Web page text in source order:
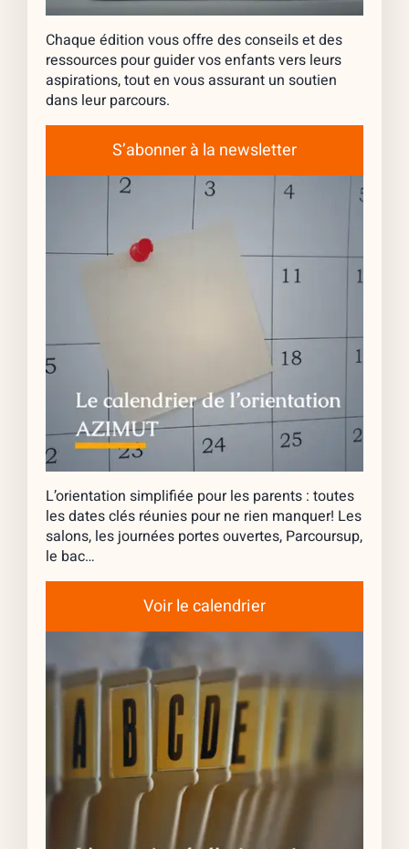
Chaque édition vous offre des conseils et des
ressources pour guider vos enfants vers leurs
aspirations, tout en vous assurant un soutien
dans leur parcours.
S’abonner à la newsletter
L’orientation simplifiée pour les parents : toutes
les dates clés réunies pour ne rien manquer! Les
salons, les journées portes ouvertes, Parcoursup,
le bac…
Voir le calendrier